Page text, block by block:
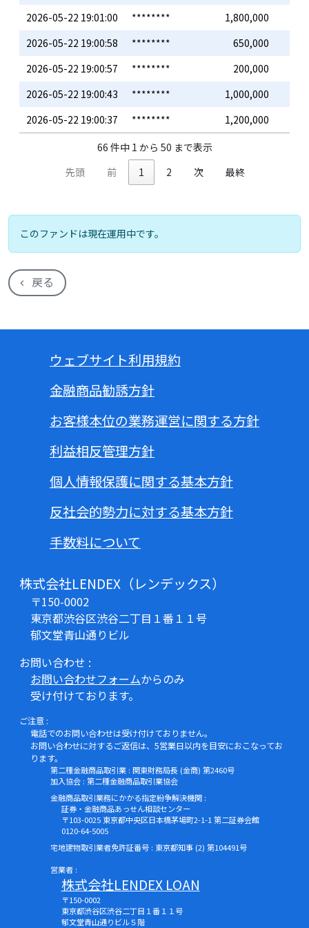
2026-05-22 19:01:00
********
1,800,000
2026-05-22 19:00:58
********
650,000
2026-05-22 19:00:57
********
200,000
2026-05-22 19:00:43
********
1,000,000
2026-05-22 19:00:37
******** 1,200,000
66 件中 1 から 50 まで表示
先頭
前 1 2 次 最終
このファンドは現在運用中です。
戻る
ウェブサイト利用規約
金融商品勧誘方針
お客様本位の業務運営に関する方針
利益相反管理方針
個人情報保護に関する基本方針
反社会的勢力に対する基本方針
手数料について
株式会社LENDEX（レンデックス）
〒150-0002
東京都渋谷区渋谷二丁目１番１１号
郁文堂青山通りビル
お問い合わせ :
お問い合わせフォームからのみ
受け付けております。
ご注意 :
電話でのお問い合わせは受け付けておりません。
お問い合わせに対するご返信は、5営業日以内を目安におこなってお
ります。
第二種金融商品取引業 : 関東財務局長 (金商) 第2460号
加入協会 : 第二種金融商品取引業協会
金融商品取引業務にかかる指定紛争解決機関 :
証券・金融商品あっせん相談センター
〒103-0025 東京都中央区日本橋茅場町2-1-1 第二証券会館
0120-64-5005
宅地建物取引業者免許証番号 : 東京都知事 (2) 第104491号
営業者 :
株式会社LENDEX LOAN
〒150-0002
東京都渋谷区渋谷二丁目１番１１号
郁文堂青山通りビル５階